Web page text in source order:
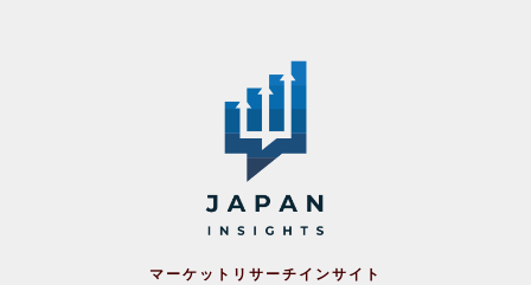
マーケットリサーチインサイト